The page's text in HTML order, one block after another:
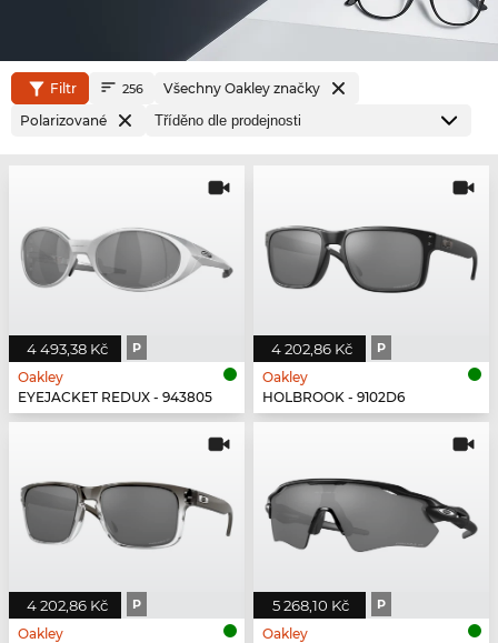
Filtr 256
Všechny Oakley značky
Polarizované
4 493,38 Kč P
Oakley
EYEJACKET REDUX - 943805
4 202,86 Kč P
Oakley
HOLBROOK - 9102D6
4 202,86 Kč P
Oakley
5 268,10 Kč P
Oakley